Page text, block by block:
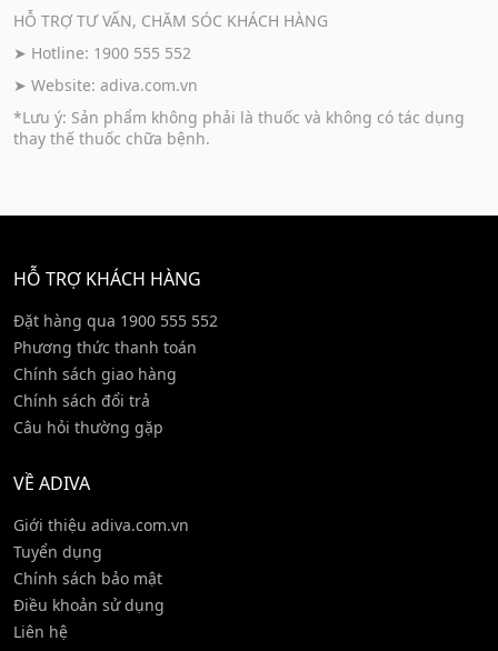
HỖ TRỢ TƯ VẤN, CHĂM SÓC KHÁCH HÀNG
➤ Hotline: 1900 555 552
➤ Website: adiva.com.vn
*Lưu ý: Sản phẩm không phải là thuốc và không có tác dụng
thay thế thuốc chữa bệnh.
HỖ TRỢ KHÁCH HÀNG
Đặt hàng qua 1900 555 552
Phương thức thanh toán
Chính sách giao hàng
Chính sách đổi trả
Câu hỏi thường gặp
VỀ ADIVA
Giới thiệu adiva.com.vn
Tuyển dụng
Chính sách bảo mật
Điều khoản sử dụng
Liên hệ